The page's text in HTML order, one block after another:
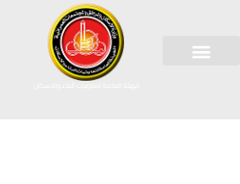
الهيئة العامة لتعاونيات البناء والاسكان